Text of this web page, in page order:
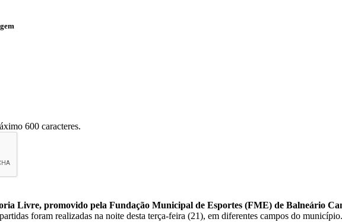
600 caracteres.
Livre, promovido pela Fundação Municipal de Esportes (FME) de Balneário
foram realizadas na noite desta terça-feira (21), em diferentes campos do município.